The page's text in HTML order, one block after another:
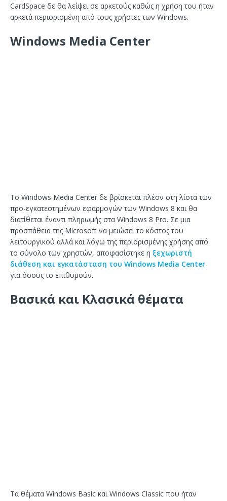
CardSpace δε θα λείψει σε αρκετούς καθώς η χρήση του ήταν
αρκετά περιορισμένη από τους χρήστες των Windows.
Windows Media Center
Το Windows Media Center δε βρίσκεται πλέον στη λίστα των
προ-εγκατεστημένων εφαρμογών των Windows 8 και θα
διατίθεται έναντι πληρωμής στα Windows 8 Pro. Σε μια
προσπάθεια της Microsoft να μειώσει το κόστος του
λειτουργικού αλλά και λόγω της περιορισμένης χρήσης από
το σύνολο των χρηστών, αποφασίστηκε η ξεχωριστή
διάθεση και εγκατάσταση του Windows Media Center
για όσους το επιθυμούν.
Βασικά και Κλασικά θέματα
Τα θέματα Windows Basic και Windows Classic που ήταν